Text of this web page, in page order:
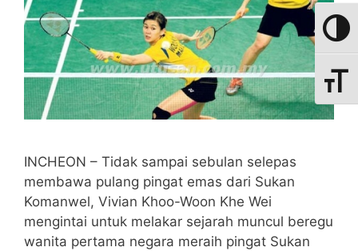
INCHEON – Tidak sampai sebulan selepas
membawa pulang pingat emas dari Sukan
Komanwel, Vivian Khoo-Woon Khe Wei
mengintai untuk melakar sejarah muncul beregu
wanita pertama negara meraih pingat Sukan